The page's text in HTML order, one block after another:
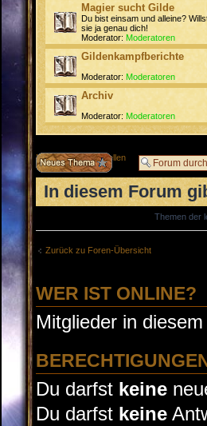
Magier sucht Gilde
Du bist einsam und alleine?
sie ja genau dich!
Moderator: Moderatoren
Gildenkampfberichte
Moderator: Moderatoren
Archiv
Moderator: Moderatoren
Neues Thema erstellen
In diesem Forum
Themen der
Zurück zu Foren-Übersicht
WER IST ONLINE?
Mitglieder in
Du darfst keine
Du darfst keine